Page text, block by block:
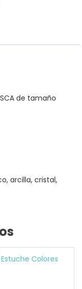
de tamaño
arcilla, cristal,